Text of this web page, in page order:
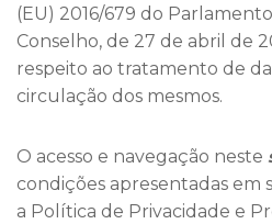
(EU) 2016/679 do
Conselho, de 27 de abril de
respeito ao tratamento de
circulação dos mesmos.
O acesso e navegação neste
condições apresentadas em
a Política de Privacidade e